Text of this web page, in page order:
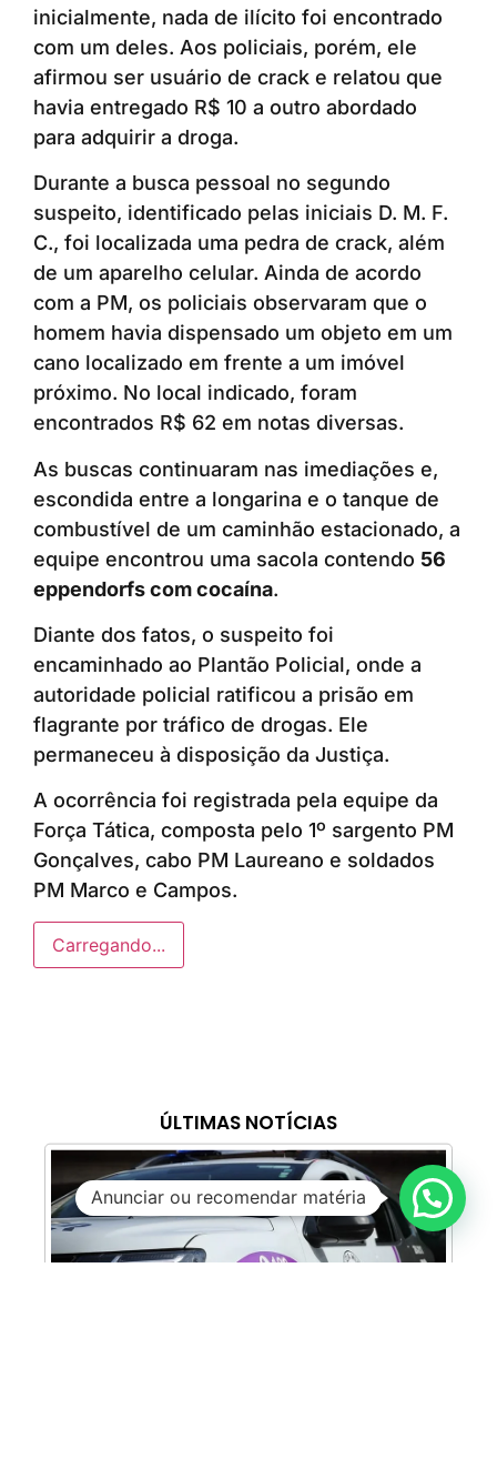
ÚLTIMAS NOTÍCIAS
inicialmente, nada de ilícito foi encontrado
com um deles. Aos policiais, porém, ele
afirmou ser usuário de crack e relatou que
havia entregado R$ 10 a outro abordado
para adquirir a droga.
Durante a busca pessoal no segundo
suspeito, identificado pelas iniciais D. M. F.
C., foi localizada uma pedra de crack, além
de um aparelho celular. Ainda de acordo
com a PM, os policiais observaram que o
homem havia dispensado um objeto em um
cano localizado em frente a um imóvel
próximo. No local indicado, foram
encontrados R$ 62 em notas diversas.
As buscas continuaram nas imediações e,
escondida entre a longarina e o tanque de
combustível de um caminhão estacionado, a
equipe encontrou uma sacola contendo 56
eppendorfs com cocaína.
Diante dos fatos, o suspeito foi
encaminhado ao Plantão Policial, onde a
autoridade policial ratificou a prisão em
flagrante por tráfico de drogas. Ele
permaneceu à disposição da Justiça.
A ocorrência foi registrada pela equipe da
Força Tática, composta pelo 1º sargento PM
Gonçalves, cabo PM Laureano e soldados
PM Marco e Campos.
Carregando...
Anunciar ou recomendar matéria